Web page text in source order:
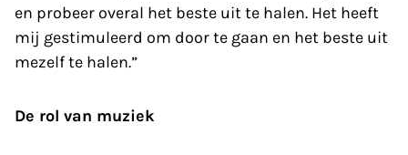
en probeer overal het beste uit te halen. Het heeft
mij gestimuleerd om door te gaan en het beste uit
mezelf te halen.”
De rol van muziek